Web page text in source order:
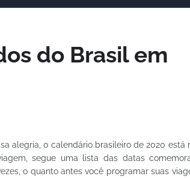
do Brasil em
alegria, o calendário brasileiro de 2020 está
segue uma lista das datas
o quanto antes você programar suas